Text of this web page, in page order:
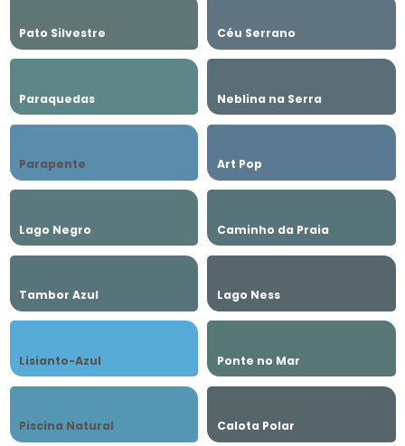
Pato Silvestre Céu Serrano
Paraquedas Neblina na Serra
Parapente Art Pop
Lago Negro Caminho da Praia
Tambor Azul Lago Ness
Lisianto-Azul Ponte no Mar
Piscina Natural Calota Polar